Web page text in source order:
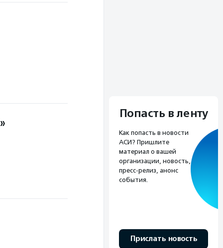
Попасть в ленту
Как попасть в новости
АСИ? Пришлите
материал о вашей
организации, новость,
пресс-релиз, анонс
события.
Прислать новость